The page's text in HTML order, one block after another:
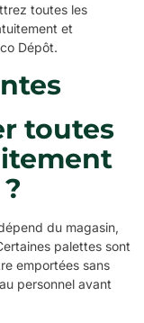
toutes les
et
Dépôt.
toutes
du magasin,
palettes sont
emportées sans
personnel avant